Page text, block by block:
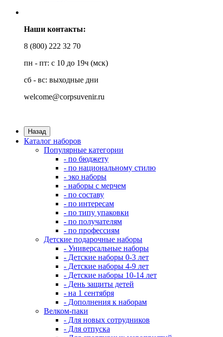
Наши контакты:
8 (800) 222 32 70
пн - пт: с 10 до 19ч (мск)
сб - вс: выходные дни
welcome@corpsuvenir.ru
Назад
Каталог наборов
Популярные категории
- по бюджету
- по национальному стилю
- эко наборы
- наборы с мерчем
- по составу
- по интересам
- по типу упаковки
- по получателям
- по профессиям
Детские подарочные наборы
- Универсальные наборы
- Детские наборы 0-3 лет
- Детские наборы 4-9 лет
- Детские наборы 10-14 лет
- День защиты детей
- на 1 сентября
- Дополнения к наборам
Велком-паки
- Для новых сотрудников
- Для отпуска